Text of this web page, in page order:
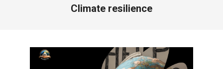
Climate resilience